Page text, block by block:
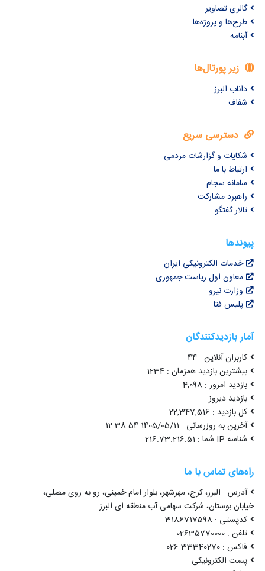
گالری تصاویر
طرح‌ها و پروژه‌ها
آبنامه
زیر پورتال‌ها
داناب البرز
شفاف
دسترسی سریع
شکایات و گزارشات مردمی
ارتباط با ما
سامانه سجام
راهبرد مشارکت
تالار گفتگو
پیوندها
خدمات الکترونیکی ایران
معاون اول ریاست جمهوری
وزارت نیرو
پلیس فتا
آمار بازدیدکنندگان
کاربران آنلاین : 44
بیشترین بازدید همزمان : 1234
بازدید امروز : 4,098
بازدید دیروز :
کل بازدید : 22,347,516
آخرین به روزرسانی : 1405/05/11 12:38:54
شناسه IP شما : 216.73.216.51
راه‌های تماس با ما
آدرس : البرز، کرج، مهرشهر، بلوار امام خمینی، رو به روی مصلی،
خیابان بوستان، شرکت سهامی آب منطقه ای البرز
کدپستی : 3186717598
تلفن : 02635770000
فاکس : 33340270-026
پست الکترونیکی :